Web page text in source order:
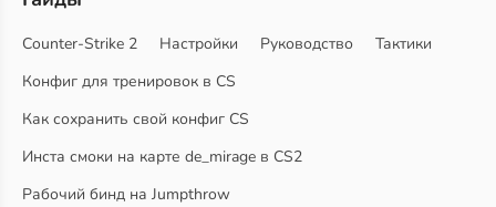
Counter-Strike 2 Настройки Руководство
Тактики
Конфиг для тренировок в CS
Как сохранить свой конфиг CS
Инста смоки на карте de_mirage в CS2
Рабочий бинд на Jumpthrow